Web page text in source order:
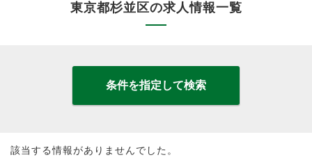
東京都杉並区の求人情報一覧
条件を指定して検索
該当する情報がありませんでした。